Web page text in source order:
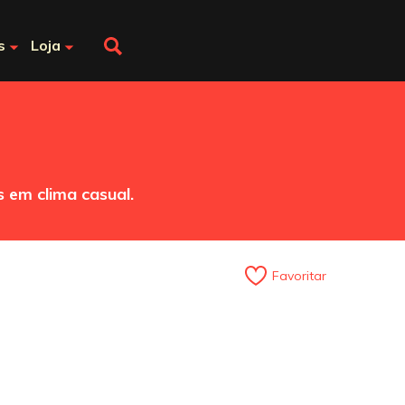
Loja
clima casual.
Favoritar